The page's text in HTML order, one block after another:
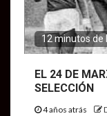
12 minutos de
EL 24 DE
SELECCIÓN
4 años atrás